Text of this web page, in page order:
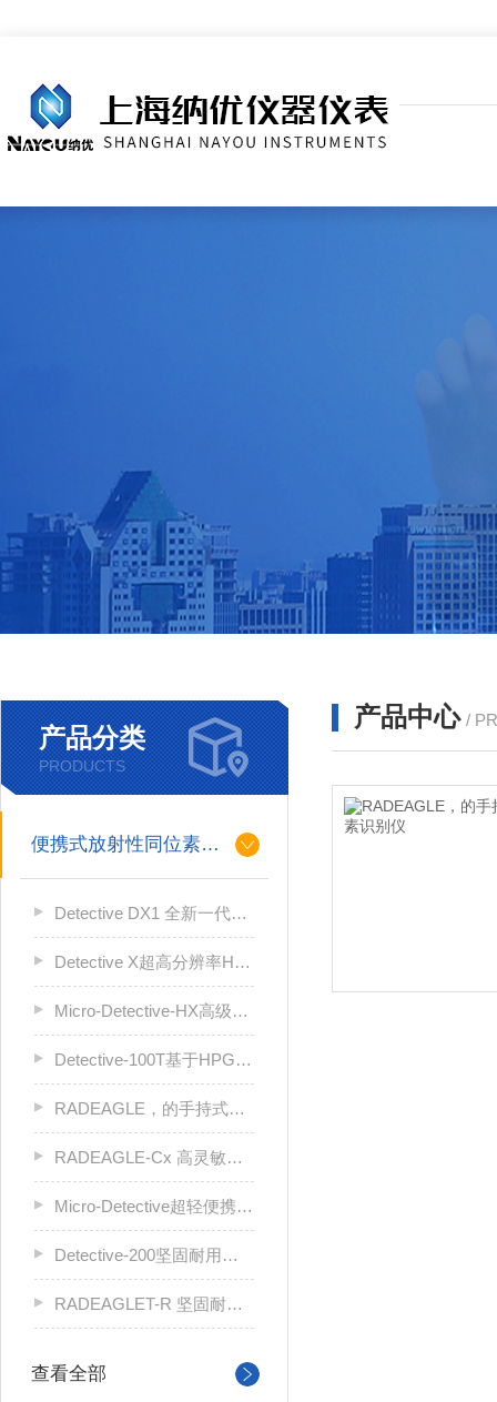
产品分类
PRODUCTS
便携式放射性同位素识别装置 （RIID）
Detective DX1 全新一代，超高分辨率高纯锗核素识别仪
Detective X超高分辨率HPGe放射性同位素识别装置
Micro-Detective-HX高级手持式辐射检测和识别RIID
Detective-100T基于HPGe的手持式放射性同位素识别器
RADEAGLE，的手持式放射性同位素识别仪
RADEAGLE-Cx 高灵敏度，高适配性探测单元，适用于多样化辐射探测和核素识别应用
Micro-Detective超轻便携式手持放射性同位素识别器
Detective-200坚固耐用、超高灵敏度、便携式HPGe放射性核素识别系统
RADEAGLET-R 坚固耐用，轻便，手持式放射性核素识别设备
查看全部
产品中心 /